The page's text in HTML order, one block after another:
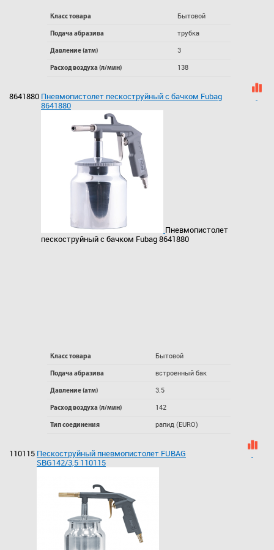
Класс товара Бытовой
Подача абразива трубка
Давление (атм) 3
Расход воздуха (л/мин) 138
8641880 Пневмопистолет пескоструйный с бачком Fubag
8641880
Пневмопистолет
пескоструйный с бачком Fubag 8641880
Класс товара Бытовой
Подача абразива встроенный бак
Давление (атм) 3.5
Расход воздуха (л/мин) 142
Тип соединения рапид (EURO)
110115 Пескоструйный пневмопистолет FUBAG
SBG142/3,5 110115